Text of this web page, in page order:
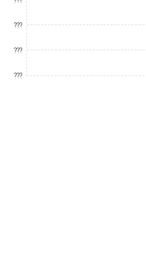
???
???
???